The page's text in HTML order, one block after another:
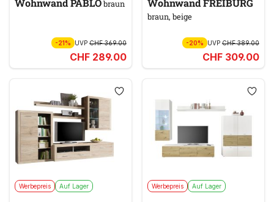
braun
-21% UVP CHF 369.00
CHF 289.00
braun, beige
-20% UVPCHF 389.00
CHF 309.00
Werbepreis Auf Lager Werbepreis Auf Lager